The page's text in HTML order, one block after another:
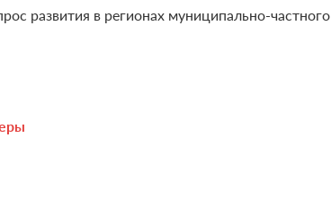
развития в регионах муниципально-частного